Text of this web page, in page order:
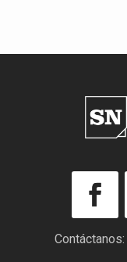
Contáctanos: